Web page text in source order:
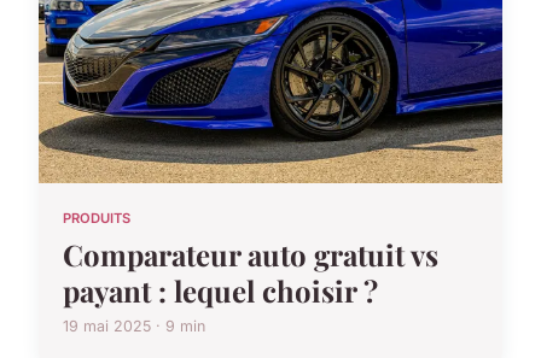
PRODUITS
Comparateur auto gratuit vs
payant : lequel choisir ?
19 mai 2025 · 9 min